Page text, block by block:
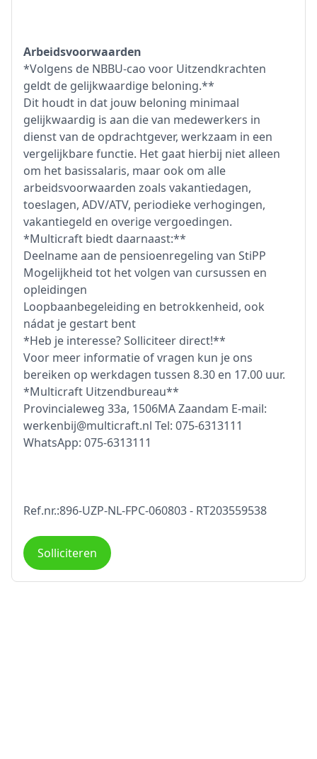
Arbeidsvoorwaarden
*Volgens de NBBU-cao voor Uitzendkrachten
geldt de gelijkwaardige beloning.**
Dit houdt in dat jouw beloning minimaal
gelijkwaardig is aan die van medewerkers in
dienst van de opdrachtgever, werkzaam in een
vergelijkbare functie. Het gaat hierbij niet alleen
om het basissalaris, maar ook om alle
arbeidsvoorwaarden zoals vakantiedagen,
toeslagen, ADV/ATV, periodieke verhogingen,
vakantiegeld en overige vergoedingen.
*Multicraft biedt daarnaast:**
Deelname aan de pensioenregeling van StiPP
Mogelijkheid tot het volgen van cursussen en
opleidingen
Loopbaanbegeleiding en betrokkenheid, ook
nádat je gestart bent
*Heb je interesse? Solliciteer direct!**
Voor meer informatie of vragen kun je ons
bereiken op werkdagen tussen 8.30 en 17.00 uur.
*Multicraft Uitzendbureau**
Provincialeweg 33a, 1506MA Zaandam E-mail:
werkenbij@multicraft.nl Tel: 075-6313111
WhatsApp: 075-6313111
Ref.nr.:896-UZP-NL-FPC-060803 - RT203559538
Solliciteren